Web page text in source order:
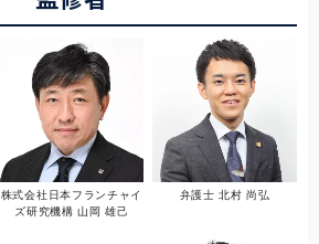
株式会社日本フランチャイ
ズ研究機構 山岡 雄己
弁護士 北村 尚弘